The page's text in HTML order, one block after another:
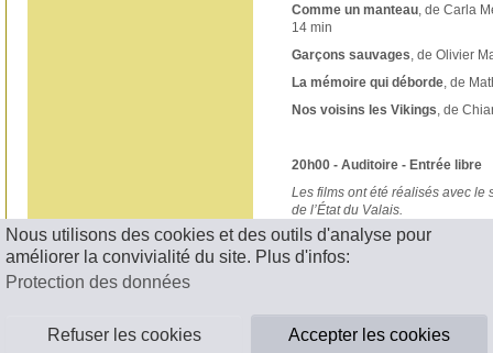
Nous utilisons des cookies et des outils d'analyse pour
améliorer la convivialité du site. Plus d'infos:
Protection des données
Refuser les cookies Accepter les cookies
Comme un manteau , de Carla
14 min
Garçons sauvages , de Olivier
La mémoire qui déborde , de
Nos voisins les Vikings , de
20h00 - Auditoire - Entrée libre
Les films ont été réalisés avec le
de l’État du Valais.
< RETOUR